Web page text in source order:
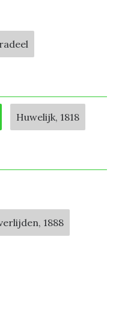
Huwelijk, 1818
1888